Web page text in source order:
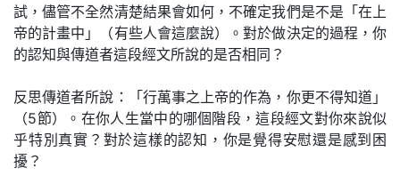
試，儘管不全然清楚結果會如何，不確定我們是不是「在上
帝的計畫中」（有些人會這麼說）。對於做決定的過程，你
的認知與傳道者這段經文所說的是否相同？
反思傳道者所說：「行萬事之上帝的作為，你更不得知道」
（5節）。在你人生當中的哪個階段，這段經文對你來說似
乎特別真實？對於這樣的認知，你是覺得安慰還是感到困
擾？